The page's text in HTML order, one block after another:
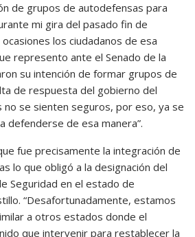
de grupos de autodefensas para
mi gira del pasado fin de
los ciudadanos de esa
represento ante el Senado de la
su intención de formar grupos de
de respuesta del gobierno del
no se sienten seguros, por eso, ya se
defenderse de esa manera”.
fue precisamente la integración de
lo que obligó a la designación del
Seguridad en el estado de
“Desafortunadamente, estamos
a otros estados donde el
que intervenir para restablecer la